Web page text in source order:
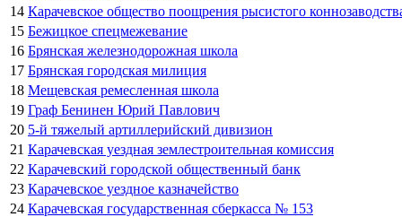
14 Карачевское общество поощрения рысистого
15 Бежицкое спецмежевание
16 Брянская железнодорожная школа
17 Брянская городская милиция
18 Мещевская ремесленная школа
19 Граф Бенинен Юрий Павлович
20 5-й тяжелый артиллерийский дивизион
21 Карачевская уездная землестроительная комиссия
22 Карачевский городской общественный банк
23 Карачевское уездное казначейство
24 Карачевская государственная сберкасса № 153